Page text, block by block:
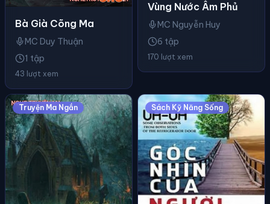
Bà Già Cõng Ma
MC Duy Thuận
1 tập
43 lượt xem
Vùng Nước Âm Phủ
MC Nguyễn Huy
6 tập
170 lượt xem
Truyện Ma Ngắn Sách Kỹ Năng Sống